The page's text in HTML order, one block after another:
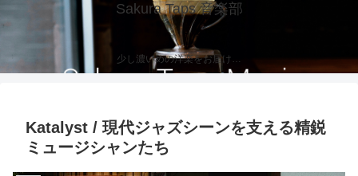
Sakura Taps 音楽部
少し濃いめの洋楽をお届け…
Katalyst / 現代ジャズシーンを支える精鋭
ミュージシャンたち